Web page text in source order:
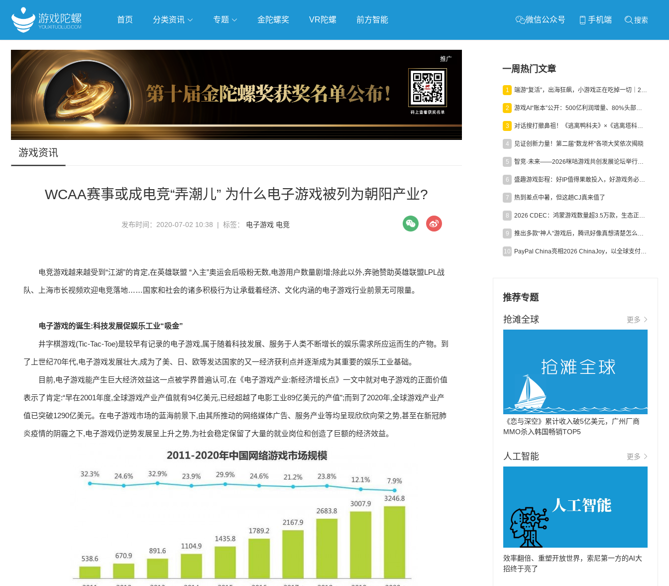
首页 分类资讯 专题
抢滩全球 人工智能 武侠游戏 独立游戏 云游戏
跨界Talk
金陀螺奖 VR陀螺 前方智能 微信公众号 手机端 搜索
推广
游戏资讯
WCAA赛事或成电竞“弄潮儿” 为什么电子游戏被列为朝阳产业?
发布时间：2020-07-02 10:38 | 标签： 电子游戏 电竞
电竞游戏越来越受到“江湖”的肯定,在英雄联盟 “入主”奥运会后吸粉无数,电游用户数量剧增;除此以外,奔驰赞助英雄联盟LPL战
队、上海市长视频欢迎电竞落地……国家和社会的诸多积极行为让承载着经济、文化内涵的电子游戏行业前景无可限量。
电子游戏的诞生:科技发展促娱乐工业“吸金”
井字棋游戏(Tic-Tac-Toe)是较早有记录的电子游戏,属于随着科技发展、服务于人类不断增长的娱乐需求所应运而生的产物。到
了上世纪70年代,电子游戏发展壮大,成为了美、日、欧等发达国家的又一经济获利点并逐渐成为其重要的娱乐工业基础。
目前,电子游戏能产生巨大经济效益这一点被学界普遍认可,在《电子游戏产业:新经济增长点》一文中就对电子游戏的正面价值
表示了肯定:“早在2001年度,全球游戏产业产值就有94亿美元,已经超越了电影工业89亿美元的产值”;而到了2020年,全球游戏产业产
值已突破1290亿美元。在电子游戏市场的蓝海前景下,由其所推动的网络媒体广告、服务产业等均呈现欣欣向荣之势,甚至在新冠肺
炎疫情的阴霾之下,电子游戏仍逆势发展呈上升之势,为社会稳定保留了大量的就业岗位和创造了巨额的经济效益。
一周热门文章
1 端游“复活”，出海狂飙，小游戏正在吃掉一切｜2026上半年产业报告
2 游戏AI“账本”公开：500亿利润增量、80%头部入局，谁在闷声发财？
3 对话搜打撤鼻祖！《逃离鸭科夫》×《逃离塔科夫》官方线下沙龙落幕
4 见证创新力量！第二届“数龙杯”各项大奖依次揭晓
5 智竞·未来——2026咪咕游戏共创发展论坛举行：聚力精品内容、AI创作与电竞生态，共建高品质益智健康游戏社区
6 盛趣游戏彭程：好IP值得果敢投入，好游戏务必长效经营
7 热到差点中暑，但这趟CJ真来值了
8 2026 CDEC：鸿蒙游戏数量超3.5万款，生态正循环加速产业高质量发展
9 推出多款“神人”游戏后，腾讯好像真想清楚怎么做二次元了
10 PayPal China亮相2026 ChinaJoy，以全球支付能力助力中国游戏企业深化全球运营
推荐专题
抢滩全球 更多
《恋与深空》累计收入破5亿美元，广州厂商
MMO杀入韩国畅销TOP5
人工智能 更多
效率翻倍、重塑开放世界，索尼第一方的AI大
招终于亮了